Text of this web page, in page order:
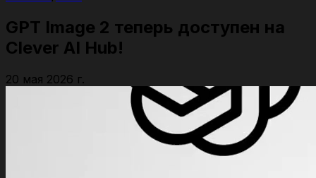
GPT Image 2 теперь доступен на
Clever AI Hub!
20 мая 2026 г.